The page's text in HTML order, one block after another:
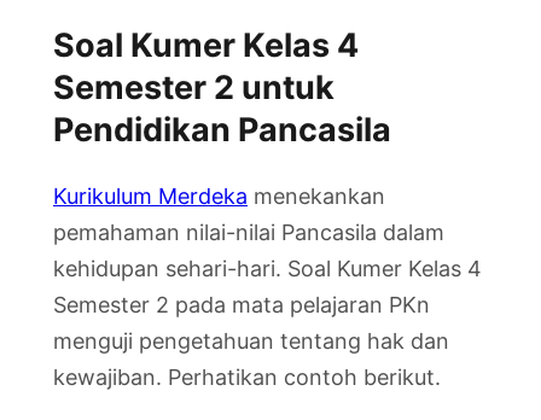
Soal Kumer Kelas 4
Semester 2 untuk
Pendidikan Pancasila
Kurikulum Merdeka menekankan
pemahaman nilai-nilai Pancasila dalam
kehidupan sehari-hari. Soal Kumer Kelas 4
Semester 2 pada mata pelajaran PKn
menguji pengetahuan tentang hak dan
kewajiban. Perhatikan contoh berikut.